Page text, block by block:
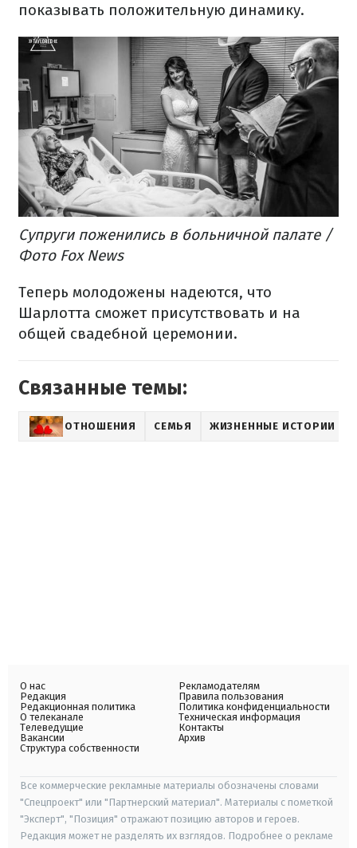
показывать положительную динамику.
Супруги поженились в больничной палате /
Фото Fox News
Теперь молодожены надеются, что
Шарлотта сможет присутствовать и на
общей свадебной церемонии.
Связанные темы:
ОТНОШЕНИЯ СЕМЬЯ ЖИЗНЕННЫЕ ИСТОРИИ
О нас
Редакция
Редакционная политика
О телеканале
Телеведущие
Вакансии
Структура собственности
Рекламодателям
Правила пользования
Политика конфиденциальности
Техническая информация
Контакты
Архив
Все коммерческие рекламные материалы обозначены словами
"Спецпроект" или "Партнерский материал". Материалы с пометкой
"Эксперт", "Позиция" отражают позицию авторов и героев.
Редакция может не разделять их взглядов. Подробнее о рекламе